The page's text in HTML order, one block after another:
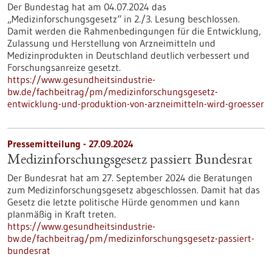
Der Bundestag hat am 04.07.2024 das
„Medizinforschungsgesetz“ in 2./3. Lesung beschlossen.
Damit werden die Rahmenbedingungen für die Entwicklung,
Zulassung und Herstellung von Arzneimitteln und
Medizinprodukten in Deutschland deutlich verbessert und
Forschungsanreize gesetzt.
https://www.gesundheitsindustrie-
bw.de/fachbeitrag/pm/medizinforschungsgesetz-
entwicklung-und-produktion-von-arzneimitteln-wird-groesser
Pressemitteilung - 27.09.2024
Medizinforschungsgesetz passiert Bundesrat
Der Bundesrat hat am 27. September 2024 die Beratungen
zum Medizinforschungsgesetz abgeschlossen. Damit hat das
Gesetz die letzte politische Hürde genommen und kann
planmäßig in Kraft treten.
https://www.gesundheitsindustrie-
bw.de/fachbeitrag/pm/medizinforschungsgesetz-passiert-
bundesrat